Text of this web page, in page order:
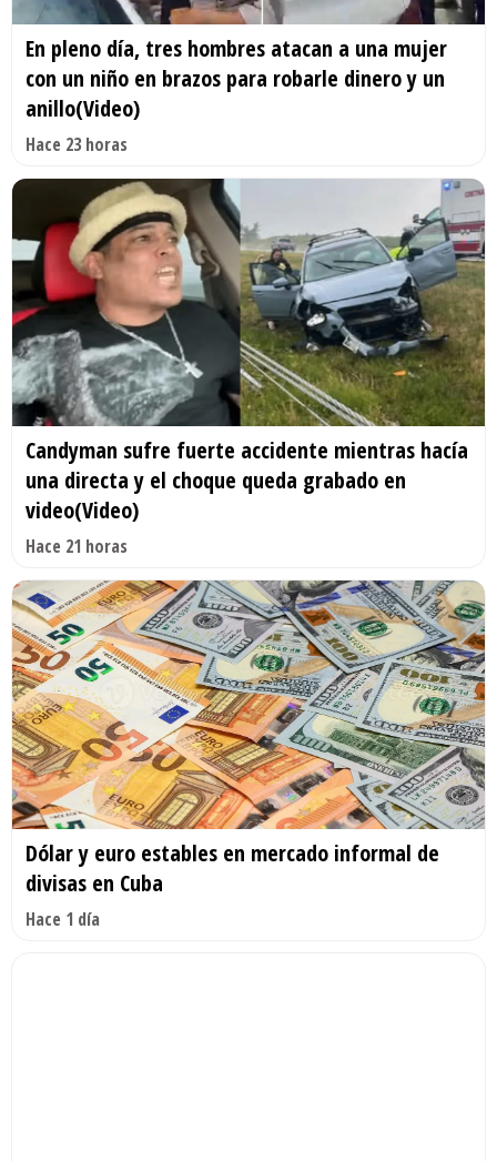
En pleno día, tres hombres atacan a una mujer
con un niño en brazos para robarle dinero y un
anillo(Video)
Hace 23 horas
Candyman sufre fuerte accidente mientras hacía
una directa y el choque queda grabado en
video(Video)
Hace 21 horas
Dólar y euro estables en mercado informal de
divisas en Cuba
Hace 1 día